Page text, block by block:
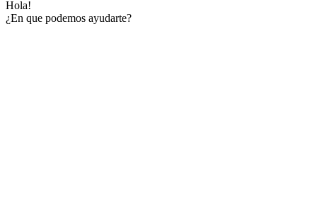
Hola!
¿En que podemos ayudarte?